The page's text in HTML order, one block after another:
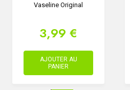
Vaseline Original
3,99 €
AJOUTER AU
PANIER